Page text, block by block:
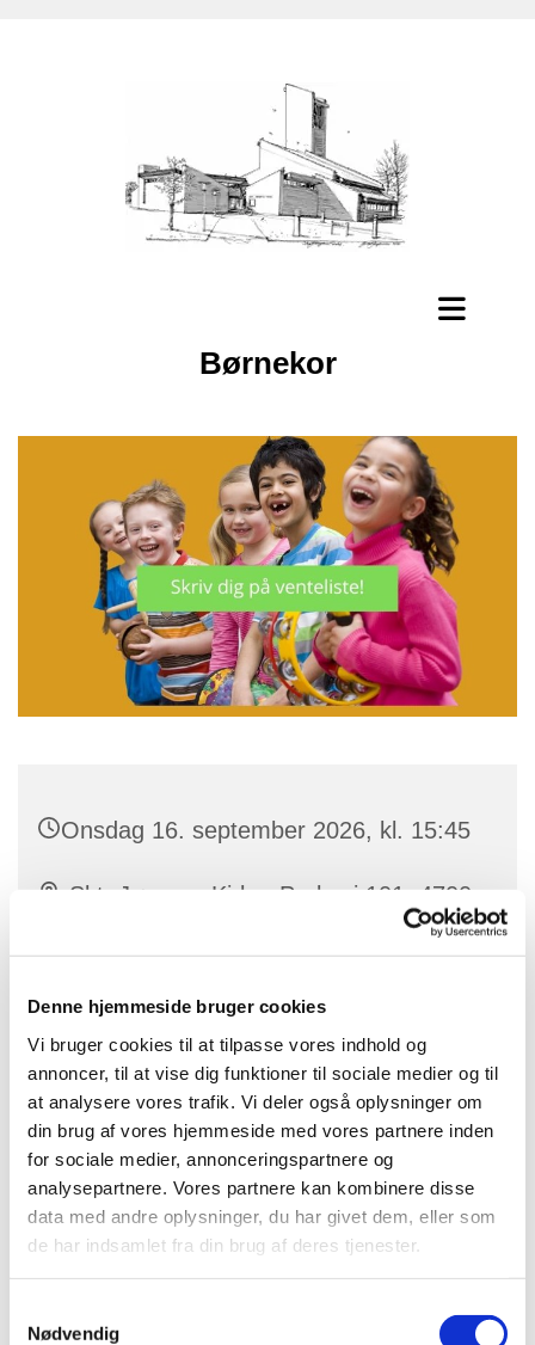
Denne hjemmeside bruger cookies
Vi bruger cookies til at tilpasse vores indhold og
annoncer, til at vise dig funktioner til sociale medier og til
at analysere vores trafik. Vi deler også oplysninger om
din brug af vores hjemmeside med vores partnere inden
for sociale medier, annonceringspartnere og
analysepartnere. Vores partnere kan kombinere disse
data med andre oplysninger, du har givet dem, eller som
de har indsamlet fra din brug af deres tjenester.
Nødvendig
Børnekor
Onsdag 16. september 2026, kl. 15:45
Skt. Jørgens Kirke, Parkvej 101, 4700
Børnekor er musik, sang og leg for de 4-10-årige. En
times kor hvor vi synger forholdsvis nemme sange,
laver rytmer og leger med musikken.
Bemærk at holdet er fuldt i øjeblikket.Du kan skrive
dig og dit barn på venteliste
her:https://forms.churchdesk.com/f...